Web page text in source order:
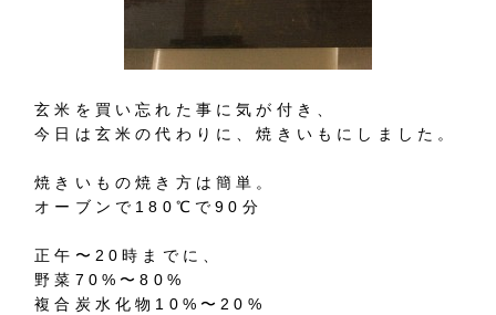
玄米を買い忘れた事に気が付き、
今日は玄米の代わりに、焼きいもにしました。
焼きいもの焼き方は簡単。
オーブンで180℃で90分
正午〜20時までに、
野菜70%〜80%
複合炭水化物10%〜20%